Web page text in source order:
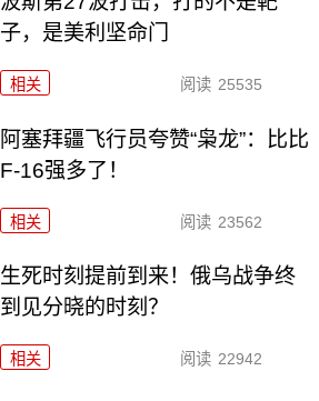
子，是美利坚命门
相关 阅读 25535
阿塞拜疆飞行员夸赞“枭龙”：比比
F-16强多了！
相关 阅读 23562
生死时刻提前到来！俄乌战争终
到见分晓的时刻？
相关 阅读 22942